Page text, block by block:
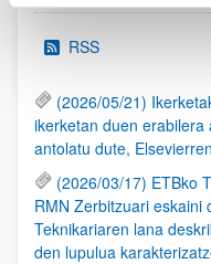
RSS
(2026/05/21)
ikerketan duen
antolatu dute,
(2026/03/17) ETBko
RMN Zerbitzuari eskaini
Teknikariaren lana
den lupulua